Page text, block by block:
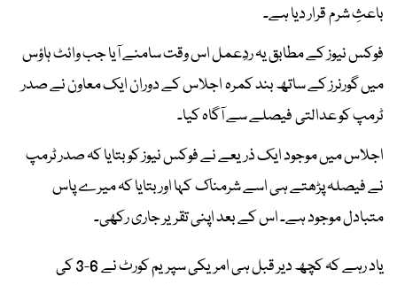
باعثِ شرم قرار دیا ہے۔
فوکس نیوز کے مطابق یہ ردِعمل اس وقت سامنے آیا جب وائٹ ہاؤس
میں گورنرز کے ساتھ بند کمرہ اجلاس کے دوران ایک معاون نے صدر
ٹرمپ کو عدالتی فیصلے سے آگاہ کیا۔
اجلاس میں موجود ایک ذریعے نے فوکس نیوز کو بتایا کہ صدر ٹرمپ
نے فیصلہ پڑھتے ہی اسے شرمناک کہا اور بتایا کہ میرے پاس
متبادل موجود ہے۔ اس کے بعد اپنی تقریر جاری رکھی۔
یاد رہے کہ کچھ دیر قبل ہی امریکی سپریم کورٹ نے 6-3 کی